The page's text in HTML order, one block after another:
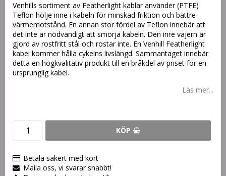
Venhills sortiment av Featherlight kablar använder (PTFE)
Teflon hölje inne i kabeln för minskad friktion och bättre
värmemotstånd. En annan stor fördel av Teflon innebär att
det inte är nödvändigt att smörja kabeln. Den inre vajern är
gjord av rostfritt stål och rostar inte. En Venhill Featherlight
kabel kommer hålla cykelns livslängd. Sammantaget innebär
detta en högkvalitativ produkt till en bråkdel av priset för en
ursprunglig kabel.
Läs mer...
KÖP
Betala säkert med kort
Maila oss, vi svarar snabbt!